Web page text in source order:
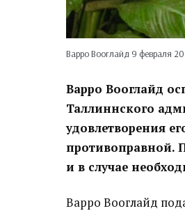
Варро Вооглайд 9 февраля
Варро Вооглайд
Таллиннского
удовлетворения
противоправной.
и в случае
Варро Вооглайд